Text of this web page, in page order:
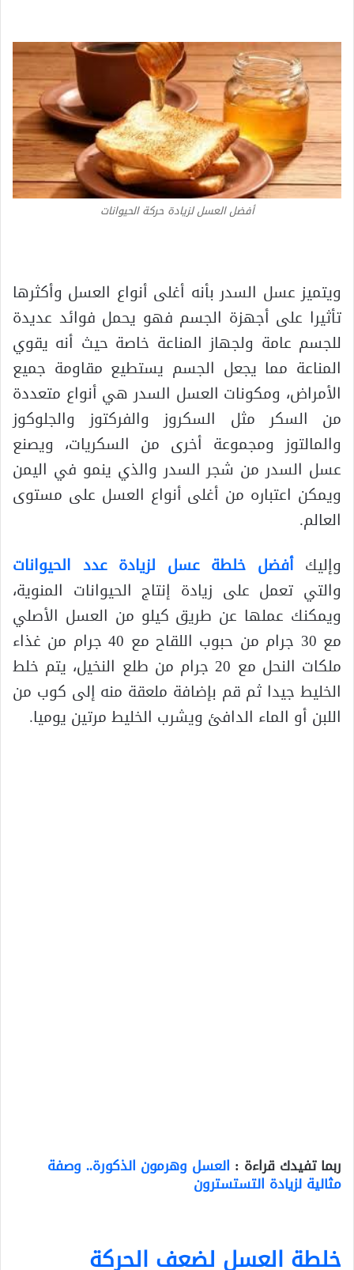
أفضل العسل لزيادة حركة الحيوانات
ويتميز عسل السدر بأنه أغلى أنواع العسل وأكثرها
تأثيرا على أجهزة الجسم فهو يحمل فوائد عديدة
للجسم عامة ولجهاز المناعة خاصة حيث أنه يقوي
المناعة مما يجعل الجسم يستطيع مقاومة جميع
الأمراض، ومكونات العسل السدر هي أنواع متعددة
من السكر مثل السكروز والفركتوز والجلوكوز
والمالتوز ومجموعة أخرى من السكريات، ويصنع
عسل السدر من شجر السدر والذي ينمو في اليمن
ويمكن اعتباره من أغلى أنواع العسل على مستوى
العالم.
وإليكأفضل خلطة عسل لزيادة عدد الحيوانات
والتي تعمل على زيادة إنتاج الحيوانات المنوية،
ويمكنك عملها عن طريق كيلو من العسل الأصلي
مع 30 جرام من حبوب اللقاح مع 40 جرام من غذاء
ملكات النحل مع 20 جرام من طلع النخيل، يتم خلط
الخليط جيدا ثم قم بإضافة ملعقة منه إلى كوب من
اللبن أو الماء الدافئ ويشرب الخليط مرتين يوميا.
ربما تفيدك قراءة : العسل وهرمون الذكورة.. وصفة
مثالية لزيادة التستسترون
خلطة العسل لضعف الحركة